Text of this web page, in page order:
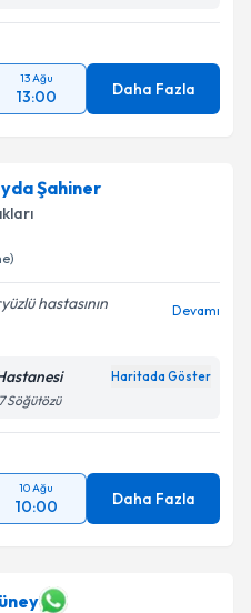
13 Ağu
13:00 Daha Fazla
Şahiner
hastasının
Devamı
Haritada Göster
Söğütözü
10 Ağu
10:00 Daha Fazla